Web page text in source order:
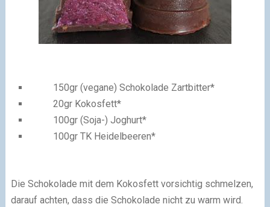
150gr (vegane) Schokolade Zartbitter*
20gr Kokosfett*
100gr (Soja-) Joghurt*
100gr TK Heidelbeeren*
Die Schokolade mit dem Kokosfett vorsichtig schmelzen,
darauf achten, dass die Schokolade nicht zu warm wird.